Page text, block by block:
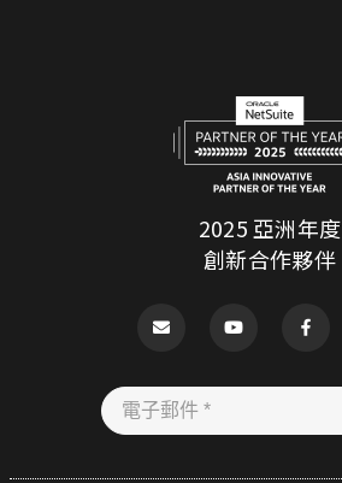
2025 亞洲年度
創新合作夥伴